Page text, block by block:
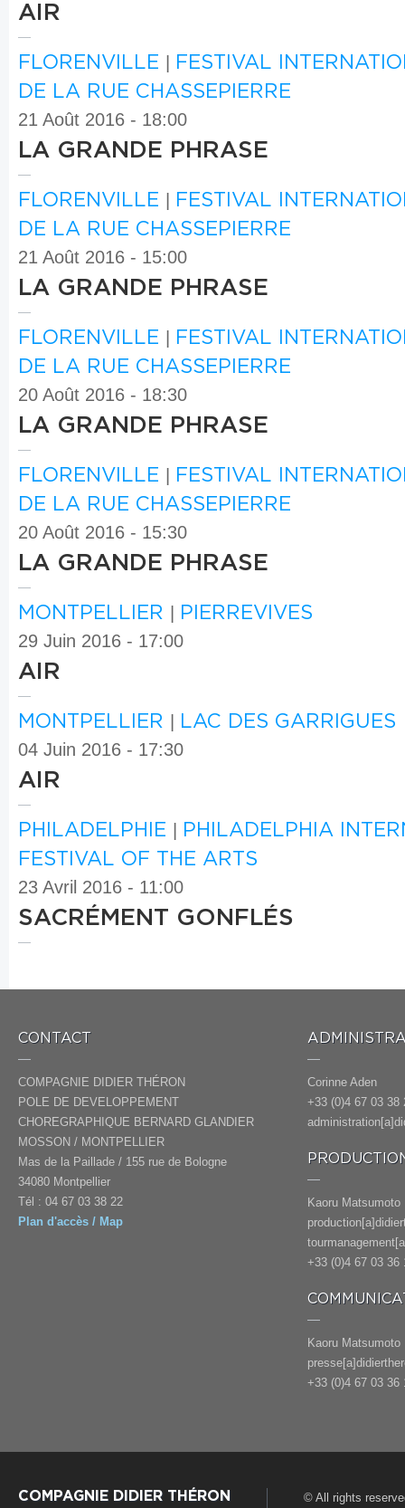
AIR
FLORENVILLE
FESTIVAL
DE LA RUE CHASSEPIERRE
21 Août 2016 - 18:00
LA GRANDE PHRASE
FLORENVILLE
FESTIVAL
DE LA RUE CHASSEPIERRE
21 Août 2016 - 15:00
LA GRANDE PHRASE
FLORENVILLE
FESTIVAL
DE LA RUE CHASSEPIERRE
20 Août 2016 - 18:30
LA GRANDE PHRASE
FLORENVILLE
FESTIVAL
DE LA RUE CHASSEPIERRE
20 Août 2016 - 15:30
LA GRANDE PHRASE
MONTPELLIER
PIERREVIVES
29 Juin 2016 - 17:00
AIR
MONTPELLIER
LAC DES GARRIGUES
04 Juin 2016 - 17:30
AIR
PHILADELPHIE
PHILADELPHIA
FESTIVAL OF THE ARTS
23 Avril 2016 - 11:00
SACRÉMENT GONFLÉS
CONTACT
COMPAGNIE DIDIER THÉRON
POLE DE DEVELOPPEMENT
CHOREGRAPHIQUE BERNARD GLANDIER
MOSSON / MONTPELLIER
Mas de la Paillade / 155 rue de Bologne
34080 Montpellier
Tél : 04 67 03 38 22
Plan d'accès / Map
Corinne Aden
+33 (0)4 67 03 38
Kaoru Matsumoto
+33 (0)4 67 03 36
Kaoru Matsumoto
+33 (0)4 67 03 36
COMPAGNIE DIDIER THÉRON © All rights